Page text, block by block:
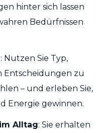
hinter sich lassen
Bedürfnissen
: Nutzen Sie Typ,
Entscheidungen zu
– und erleben Sie,
Energie gewinnen.
Alltag: Sie erhalten